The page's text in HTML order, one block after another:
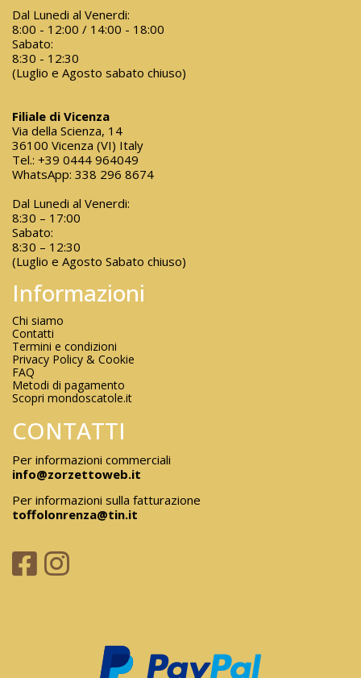
Dal Lunedi al Venerdi:
8:00 - 12:00 / 14:00 - 18:00
Sabato:
8:30 - 12:30
(Luglio e Agosto sabato chiuso)
Filiale di Vicenza
Via della Scienza, 14
36100 Vicenza (VI) Italy
Tel.: +39 0444 964049
WhatsApp: 338 296 8674
Dal Lunedi al Venerdi:
8:30 – 17:00
Sabato:
8:30 – 12:30
(Luglio e Agosto Sabato chiuso)
Informazioni
Chi siamo
Contatti
Termini e condizioni
Privacy Policy & Cookie
FAQ
Metodi di pagamento
Scopri mondoscatole.it
CONTATTI
Per informazioni commerciali
info@zorzettoweb.it
Per informazioni sulla fatturazione
toffolonrenza@tin.it